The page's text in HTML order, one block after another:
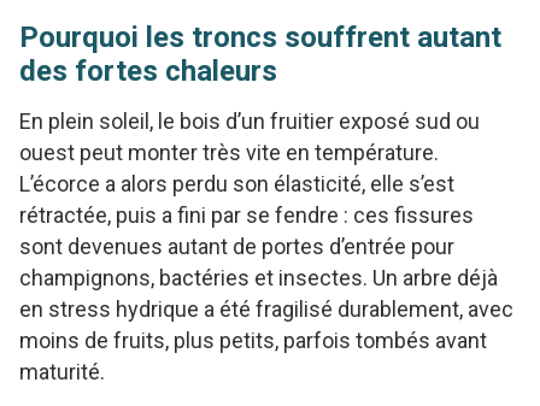
Pourquoi les troncs souffrent autant
des fortes chaleurs
En plein soleil, le bois d’un fruitier exposé sud ou
ouest peut monter très vite en température.
L’écorce a alors perdu son élasticité, elle s’est
rétractée, puis a fini par se fendre : ces fissures
sont devenues autant de portes d’entrée pour
champignons, bactéries et insectes. Un arbre déjà
en stress hydrique a été fragilisé durablement, avec
moins de fruits, plus petits, parfois tombés avant
maturité.